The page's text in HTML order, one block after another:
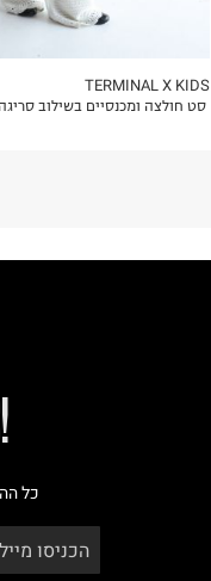
TERMINAL X KIDS
סט חולצה ומכנסיים בשילוב סריגה
!GET THE NEWS
כל
הכניסו מייל